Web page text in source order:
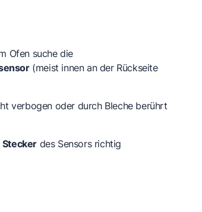
Ofen suche die
(meist innen an der Rückseite
verbogen oder durch Bleche berührt
Stecker des Sensors richtig